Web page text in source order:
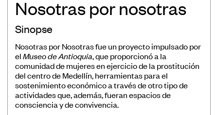
Encuentros Iberoamericanos de
Museos
Observatorio Iberoamericano de
Museos
Educación
Patrimonio
Formación y Capacitación
Nosotras por nosotras
Sinopse
Nosotras por Nosotras fue un proyecto impulsado por
elMuseo de Antioquia, que proporcionó a la
comunidad de mujeres en ejercicio de la prostitución
del centro de Medellín, herramientas para el
sostenimiento económico a través de otro tipo de
actividades que, además, fueran espacios de
consciencia y de convivencia.